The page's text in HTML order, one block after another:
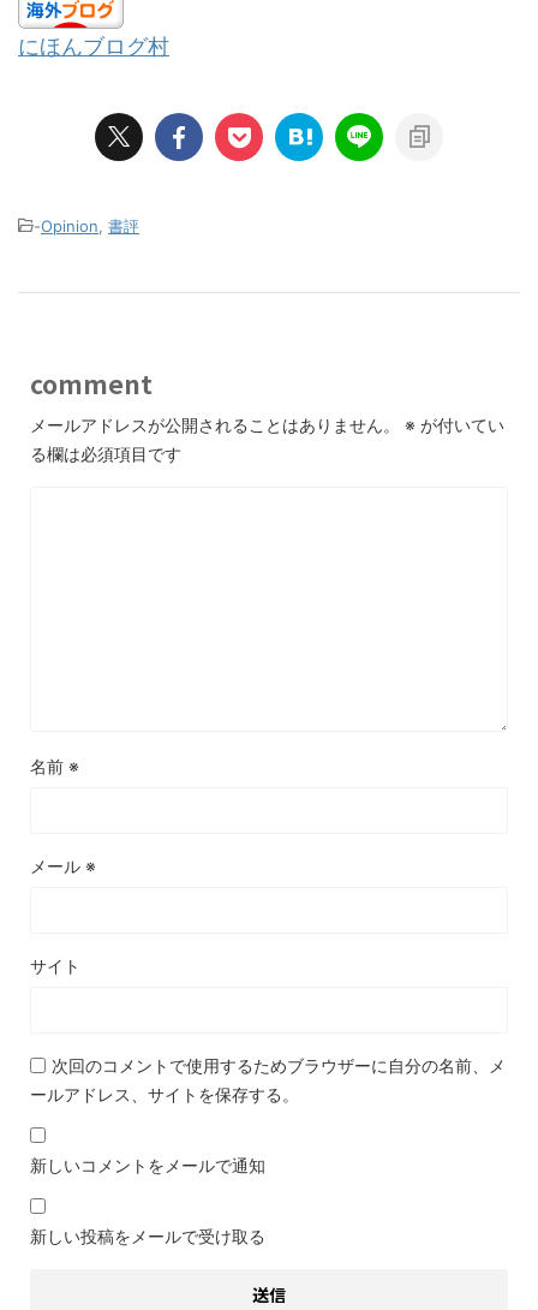
にほんブログ村
-Opinion 書評
comment
メールアドレスが公開されることはありません。 ※ が付いてい
る欄は必須項目です
名前 ※
メール ※
サイト
次回のコメントで使用するためブラウザーに自分の名前、メ
ールアドレス、サイトを保存する。
新しいコメントをメールで通知
新しい投稿をメールで受け取る